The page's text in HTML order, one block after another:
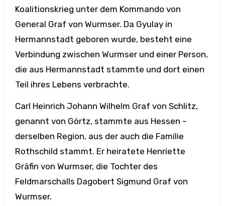
Koalitionskrieg unter dem Kommando von
General Graf von Wurmser. Da Gyulay in
Hermannstadt geboren wurde, besteht eine
Verbindung zwischen Wurmser und einer Person,
die aus Hermannstadt stammte und dort einen
Teil ihres Lebens verbrachte.
Carl Heinrich Johann Wilhelm Graf von Schlitz,
genannt von Görtz, stammte aus Hessen –
derselben Region, aus der auch die Familie
Rothschild stammt. Er heiratete Henriette
Gräfin von Wurmser, die Tochter des
Feldmarschalls Dagobert Sigmund Graf von
Wurmser.